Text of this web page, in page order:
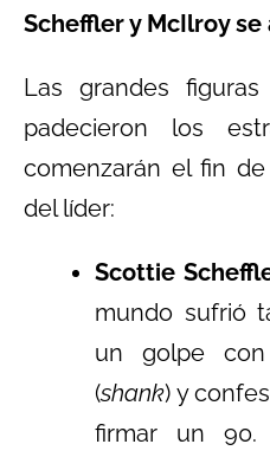
Scheffler y McIlroy
Las grandes
padecieron los
comenzarán el fin
del líder:
Scottie
mundo sufrió
un golpe
(shank) y
firmar un 90.